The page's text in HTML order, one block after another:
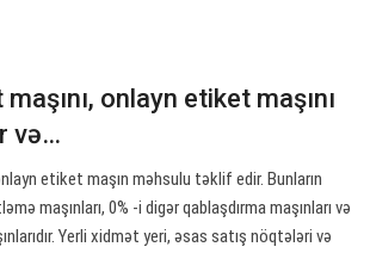
onlayn etiket maşını
və…
etiket maşın məhsulu təklif edir. Bunların
maşınları, 0% -i digər qablaşdırma maşınları və
Yerli xidmət yeri, əsas satış nöqtələri və